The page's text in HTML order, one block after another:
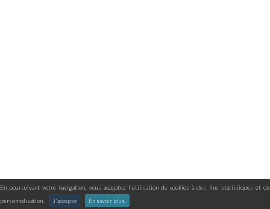
En poursuivant votre navigation, vous acceptez l'utilisation de cookies à des fins statistiques et de
personnalisation.
J'accepte En savoir plus.